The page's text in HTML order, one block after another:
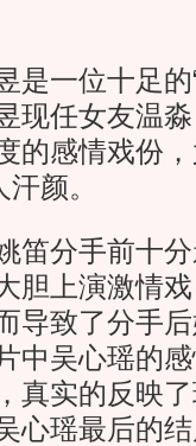
一位十足的
现任女友温
的感情戏份
颜。
分手前十分
胆上演激情
导致了分手
中吴心瑶的
真实的反映
心瑶最后的